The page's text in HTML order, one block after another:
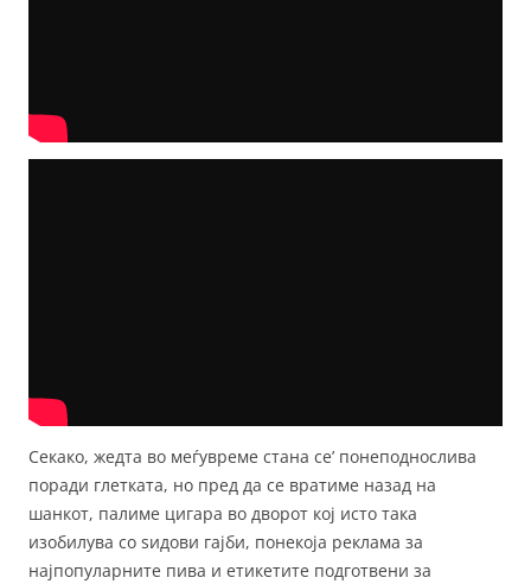
Секако, жедта во меѓувреме стана се’ понеподнослива
поради глетката, но пред да се вратиме назад на
шанкот, палиме цигара во дворот кој исто така
изобилува со ѕидови гајби, понекоја реклама за
најпопуларните пива и етикетите подготвени за